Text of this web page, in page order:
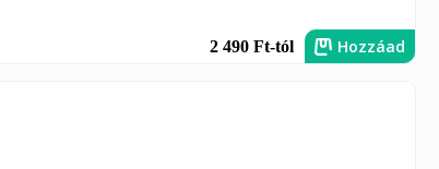
2 490 Ft-tól Hozzáad